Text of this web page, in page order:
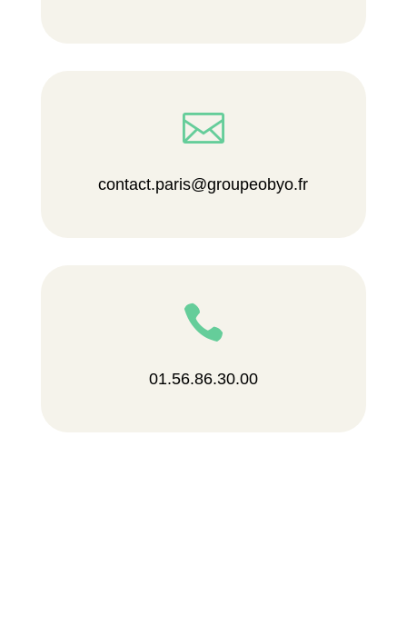

contact.paris@groupeobyo.fr

01.56.86.30.00